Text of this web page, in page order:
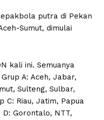
putra di Pekan
Sumut, dimulai
kali ini. Semuanya
A: Aceh, Jabar,
Sulteng, Sulbar,
C: Riau, Jatim, Papua
D: Gorontalo, NTT,